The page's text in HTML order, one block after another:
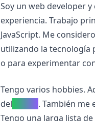
Soy un web developer
experiencia. Trabajo
JavaScript. Me
utilizando la tecnología
o para experimentar
Tengo varios hobbies.
del
. También me
Tengo una larga lista